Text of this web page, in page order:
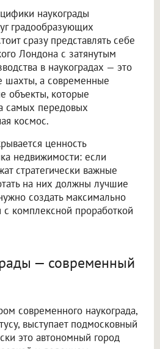
наукограды
градообразующих
сразу представлять себе
Лондона с затянутым
в наукоградах — это
шахты, а современные
объекты, которые
самых передовых
космос.
ценность
недвижимости: если
стратегически важные
на них должны лучшие
создать максимально
комплексной проработкой
— современный
современного наукограда,
выступает подмосковный
это автономный город